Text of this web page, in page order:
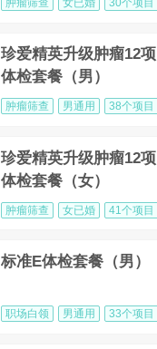
肿瘤筛查 女已婚 30个项目
珍爱精英升级肿瘤12项
体检套餐（男）
肿瘤筛查 男通用 38个项目
珍爱精英升级肿瘤12项
体检套餐（女）
肿瘤筛查 女已婚 41个项目
标准E体检套餐（男）
职场白领 男通用 33个项目